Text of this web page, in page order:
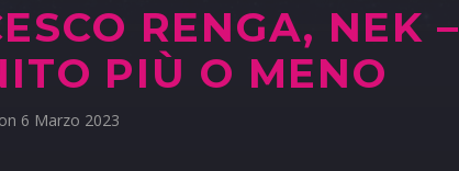
RENGA, NEK –
PIÙ O MENO
on 6 Marzo 2023